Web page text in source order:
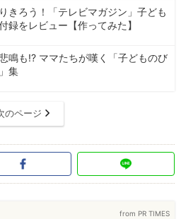
きろう！「テレビマガジン」子ども
録をレビュー【作ってみた】
鳴も!? ママたちが嘆く「子どものび
集
のページ
from PR TIMES